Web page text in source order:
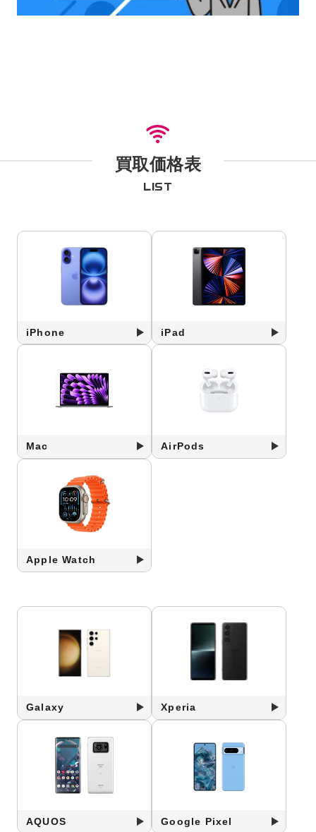
買取価格表
LIST
iPhone iPad
Mac AirPods
Apple Watch
Galaxy Xperia
AQUOS Google Pixel